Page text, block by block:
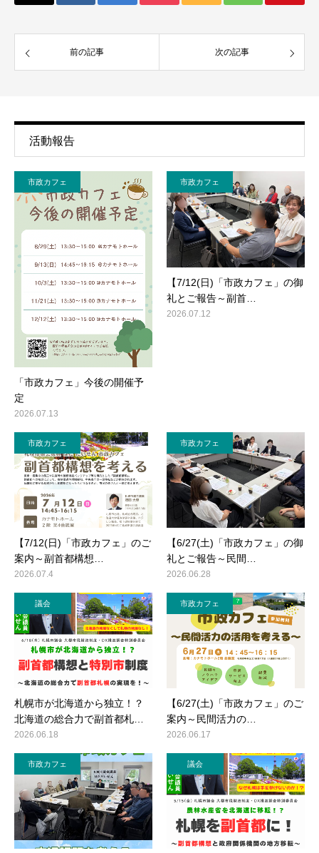
前の記事 次の記事
活動報告
市政カフェ
「市政カフェ」今後の開催予
定
2026.07.13
市政カフェ
【7/12(日)「市政カフェ」の御
礼とご報告～副首…
2026.07.12
市政カフェ
【7/12(日)「市政カフェ」のご
案内～副首都構想…
2026.07.4
市政カフェ
【6/27(土)「市政カフェ」の御
礼とご報告～民間…
2026.06.28
議会
札幌市が北海道から独立！？
北海道の総合力で副首都札…
2026.06.18
市政カフェ
【6/27(土)「市政カフェ」のご
案内～民間活力の…
2026.06.17
市政カフェ 議会